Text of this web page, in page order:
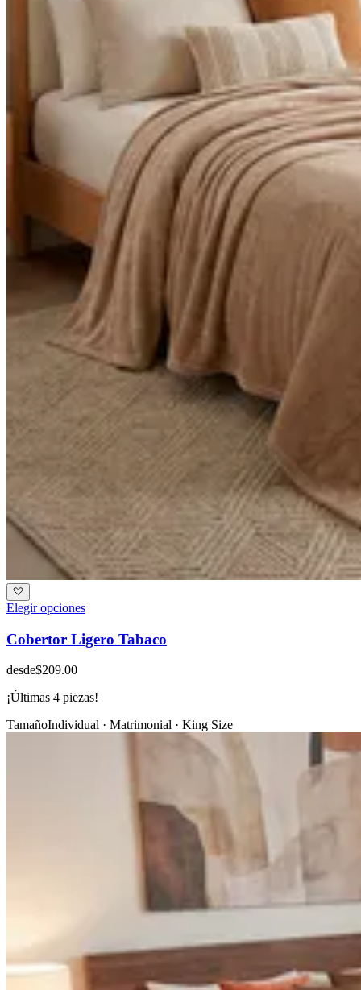
Elegir opciones
Cobertor Ligero Tabaco
desde$209.00
¡Últimas 4 piezas!
TamañoIndividual · Matrimonial · King Size